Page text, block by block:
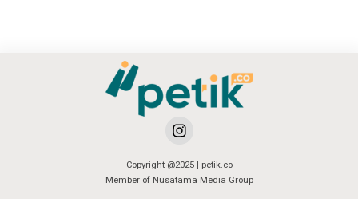
Copyright @2025 | petik.co
Member of Nusatama Media Group